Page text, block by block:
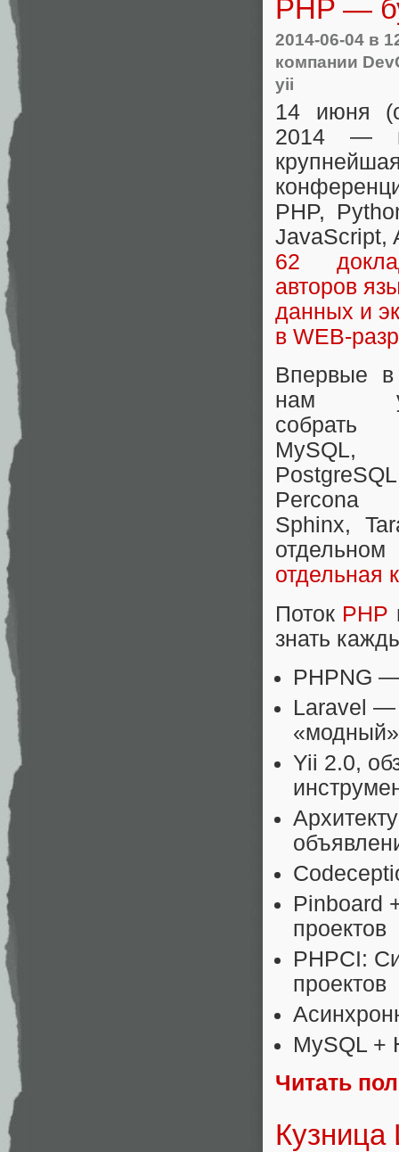
PHP —
2014-06-04 в
компании
yii
14 июня
2014 —
PHP,
JavaScript,
62
авторов
данных и
в WEB-
Впервые
нам
собрать
MySQL,
Percona
Sphinx,
отдельная
Поток PHP
знать
PHPNG
Laravel —
Yii 2.0,
Pinboard
проектов
PHPCI:
проектов
MySQL +
Читать
Кузница